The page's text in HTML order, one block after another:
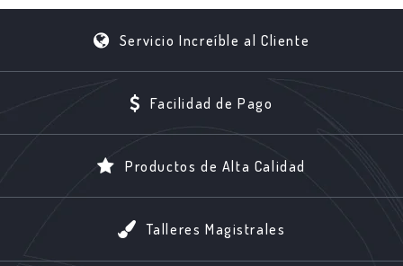
Servicio Increíble al Cliente
Facilidad de Pago
Productos de Alta Calidad
Talleres Magistrales